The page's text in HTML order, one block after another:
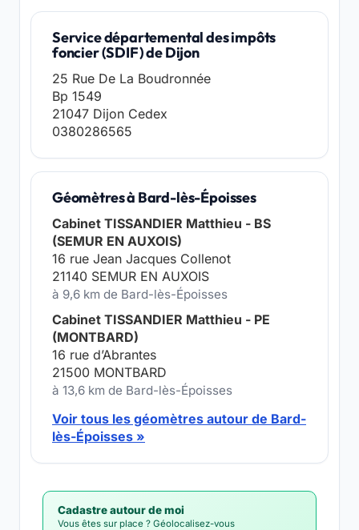
Service départemental des impôts
foncier (SDIF) de Dijon
25 Rue De La Boudronnée
Bp 1549
21047 Dijon Cedex
0380286565
Géomètres à Bard-lès-Époisses
Cabinet TISSANDIER Matthieu - BS
(SEMUR EN AUXOIS)
16 rue Jean Jacques Collenot
21140 SEMUR EN AUXOIS
à 9,6 km de Bard-lès-Époisses
Cabinet TISSANDIER Matthieu - PE
(MONTBARD)
16 rue d’Abrantes
21500 MONTBARD
à 13,6 km de Bard-lès-Époisses
Voir tous les géomètres autour de Bard-
lès-Époisses »
Cadastre autour de moi
Vous êtes sur place ? Géolocalisez-vous